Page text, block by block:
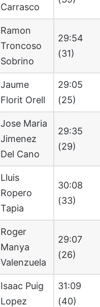
Carrasco
Ramon
Troncoso
Sobrino
29:54
(31)
Jaume
Florit Orell
29:05
(25)
Jose Maria
Jimenez
Del Cano
29:35
(29)
Lluis
Ropero
Tapia
30:08
(33)
Roger
Manya
Valenzuela
29:07
(26)
Isaac Puig
Lopez
31:09
(40)